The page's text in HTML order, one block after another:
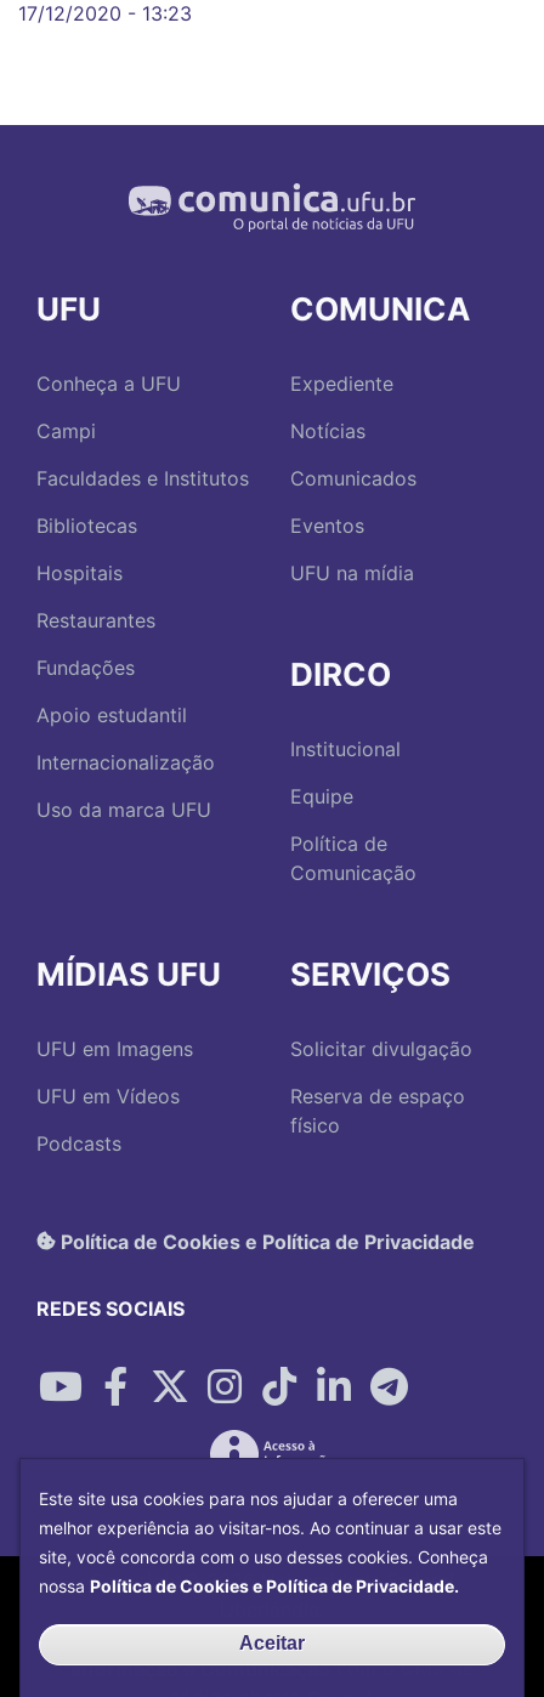
17/12/2020 - 13:23
UFU
Conheça a UFU
Campi
Faculdades e Institutos
Bibliotecas
Hospitais
Restaurantes
Fundações
Apoio estudantil
Internacionalização
Uso da marca UFU
COMUNICA
Expediente
Notícias
Comunicados
Eventos
UFU na mídia
DIRCO
Institucional
Equipe
Política de
Comunicação
MÍDIAS UFU
UFU em Imagens
UFU em Vídeos
Podcasts
SERVIÇOS
Solicitar divulgação
Reserva de espaço
físico
Política de Cookies e Política de Privacidade
REDES SOCIAIS
Copyright©2026Universidade Federal
Centro de Tecnologia da
Informação e Comunicaçãocom o CMS de
Este site usa cookies para nos ajudar a oferecer uma
melhor experiência ao visitar-nos. Ao continuar a usar este
site, você concorda com o uso desses cookies. Conheça
nossa Política de Cookies e Política de Privacidade.
Aceitar